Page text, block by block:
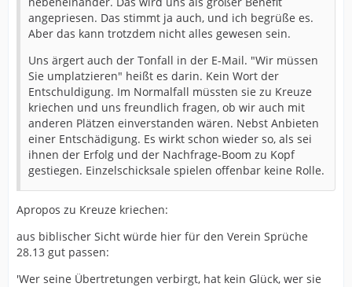
angepriesen. Das stimmt ja auch, und ich begrüße es.
Aber das kann trotzdem nicht alles gewesen sein.
Uns ärgert auch der Tonfall in der E-Mail. "Wir müssen
Sie umplatzieren" heißt es darin. Kein Wort der
Entschuldigung. Im Normalfall müssten sie zu Kreuze
kriechen und uns freundlich fragen, ob wir auch mit
anderen Plätzen einverstanden wären. Nebst Anbieten
einer Entschädigung. Es wirkt schon wieder so, als sei
ihnen der Erfolg und der Nachfrage-Boom zu Kopf
gestiegen. Einzelschicksale spielen offenbar keine Rolle.
Apropos zu Kreuze kriechen:
aus biblischer Sicht würde hier für den Verein Sprüche
28.13 gut passen:
'Wer seine Übertretungen verbirgt, hat kein Glück, wer sie